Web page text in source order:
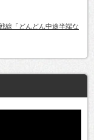
線「どんどん中途半端な